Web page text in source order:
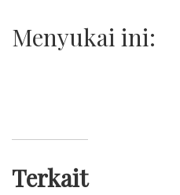
Menyukai ini:
Terkait